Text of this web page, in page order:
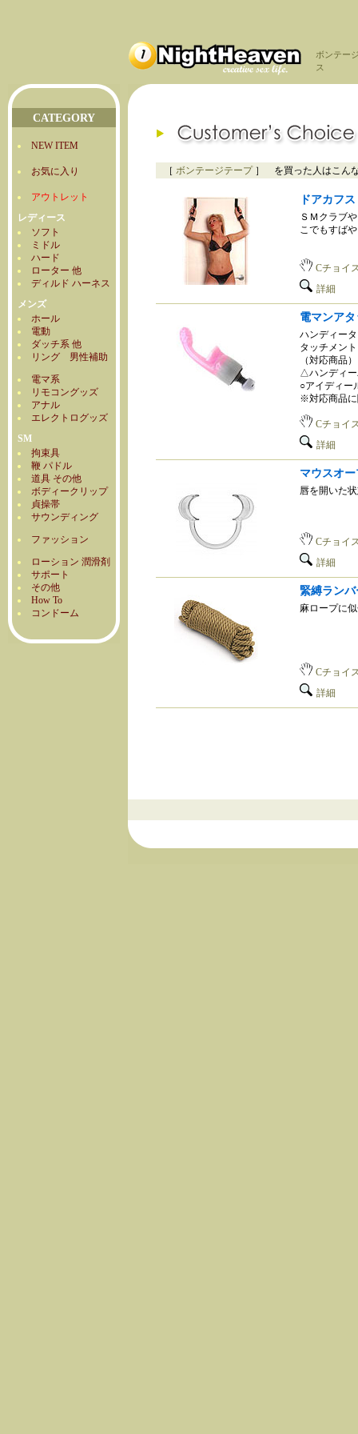
ボンテー
ス
CATEGORY
NEW ITEM
お気に入り
アウトレット
レディース
ソフト
ミドル
ハード
ローター 他
ディルド ハーネス
メンズ
ホール
電動
ダッチ系 他
リング 男性補助
電マ系
リモコングッズ
アナル
エレクトログッズ
SM
拘束具
鞭 パドル
道具 その他
ボディークリップ
貞操帯
サウンディング
ファッション
ローション 潤滑剤
サポート
その他
How To
コンドーム
［ ボンテージテープ］ を買った人はこん
ドアカフス
ＳＭクラブ
こでもすば
Cチョイ
詳細
電マンア
ハンディー
タッチメン
（対応商品）
△ハンディ
○アイディー
※対応商品に
Cチョイ
詳細
マウスオ
唇を開いた
Cチョイ
詳細
緊縛ラン
麻ロープに
Cチョイ
詳細